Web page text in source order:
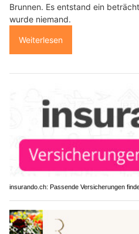
Brunnen. Es entstand ein
wurde niemand.
Weiterlesen
insurando.ch: Passende Versicherungen